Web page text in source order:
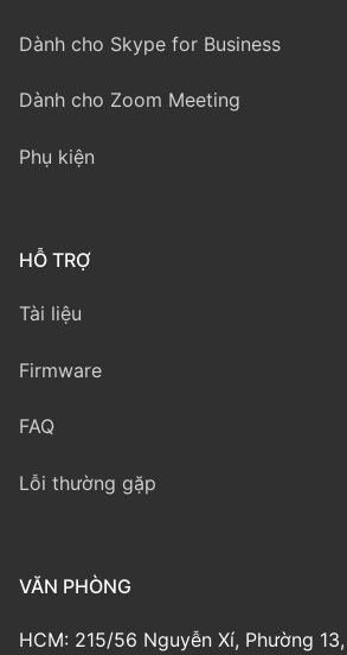
Dành cho Skype for Business
Dành cho Zoom Meeting
Phụ kiện
HỖ TRỢ
Tài liệu
Firmware
FAQ
Lỗi thường gặp
VĂN PHÒNG
HCM: 215/56 Nguyễn Xí, Phường